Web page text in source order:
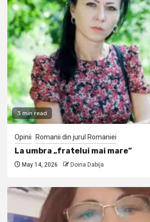
3 min read
Opinii Romanii din jurul Romaniei
La umbra „fratelui mai mare”
May 14, 2026 Doina Dabija